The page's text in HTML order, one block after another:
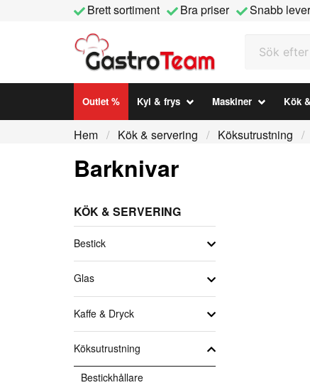
Brett sortiment Bra priser
Snabb
Outlet % Kyl & frys Maskiner Kök
Hem Kök & servering Köksutrustning
Barknivar
KÖK & SERVERING
Bestick
Glas
Kaffe & Dryck
Köksutrustning
Bestickhållare